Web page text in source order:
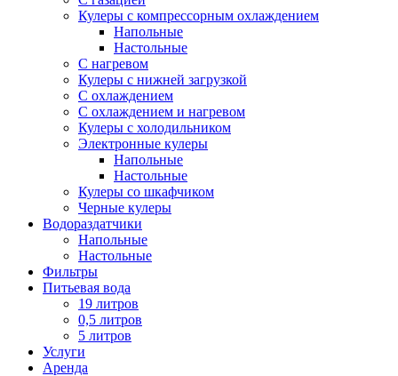
Кулеры с компрессорным охлаждением
Напольные
Настольные
С нагревом
Кулеры с нижней загрузкой
С охлаждением
С охлаждением и нагревом
Кулеры с холодильником
Электронные кулеры
Напольные
Настольные
Кулеры со шкафчиком
Черные кулеры
Водораздатчики
Напольные
Настольные
Фильтры
Питьевая вода
19 литров
0,5 литров
5 литров
Услуги
Аренда